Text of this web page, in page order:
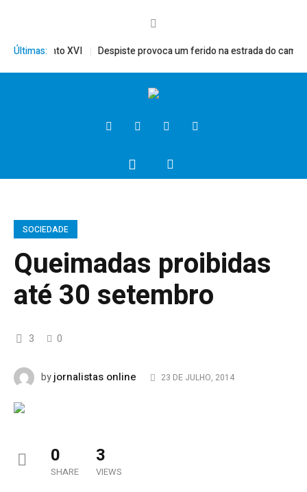
Últimas:
Bento XVI Despiste provoca um ferido na estrada do campo
SOCIEDADE
Queimadas proibidas
até 30 setembro
3 0
byjornalistas online 23 DE JULHO, 2014
0
SHARE
3
VIEWS